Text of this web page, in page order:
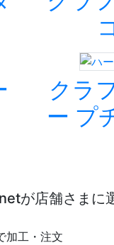
クラ
ー プ
が店舗さまに